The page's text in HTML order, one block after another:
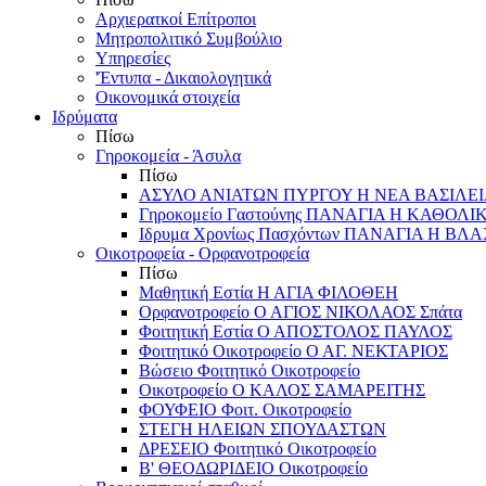
Αρχιερατκοί Επίτροποι
Μητροπολιτικό Συμβούλιο
Υπηρεσίες
'Έντυπα - Δικαιολογητικά
Οικονομικά στοιχεία
Ιδρύματα
Πίσω
Γηροκομεία - Άσυλα
Πίσω
ΑΣΥΛΟ ΑΝΙΑΤΩΝ ΠΥΡΓΟΥ Η ΝΕΑ
Γηροκομείο Γαστούνης ΠΑΝΑΓΙΑ Η
Ιδρυμα Χρονίως Πασχόντων ΠΑΝΑΓΙΑ Η
Οικοτροφεία - Ορφανοτροφεία
Πίσω
Μαθητική Εστία Η ΑΓΙΑ ΦΙΛΟΘΕΗ
Ορφανοτροφείο Ο ΑΓΙΟΣ ΝΙΚΟΛΑΟΣ Σπάτα
Φοιτητική Εστία Ο ΑΠΟΣΤΟΛΟΣ ΠΑΥΛΟΣ
Φοιτητικό Οικοτροφείο Ο ΑΓ. ΝΕΚΤΑΡΙΟΣ
Βώσειο Φοιτητικό Οικοτροφείο
Οικοτροφείο Ο ΚΑΛΟΣ ΣΑΜΑΡΕΙΤΗΣ
ΦΟΥΦΕΙΟ Φοιτ. Οικοτροφείο
ΣΤΕΓΗ ΗΛΕΙΩΝ ΣΠΟΥΔΑΣΤΩΝ
ΔΡΕΣΕΙΟ Φοιτητικό Οικοτροφείο
Β' ΘΕΟΔΩΡΙΔΕΙΟ Οικοτροφείο